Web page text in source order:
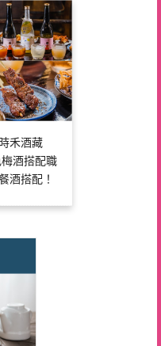
禾酒藏
酒搭配職
酒搭配！